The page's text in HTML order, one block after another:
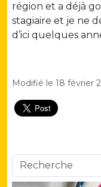
région et a déjà
stagiaire et je ne
d’ici quelques
Modifié le 18 février